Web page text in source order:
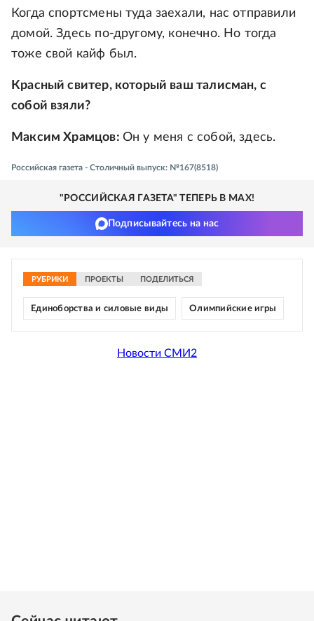
Когда спортсмены туда заехали, нас отправили
домой. Здесь по-другому, конечно. Но тогда
тоже свой кайф был.
Красный свитер, который ваш талисман, с
собой взяли?
Максим Храмцов: Он у меня с собой, здесь.
Российская газета - Столичный выпуск: №167(8518)
"РОССИЙСКАЯ ГАЗЕТА" ТЕПЕРЬ В MAX!
Подписывайтесь на нас
РУБРИКИ ПРОЕКТЫ ПОДЕЛИТЬСЯ
Единоборства и силовые виды Олимпийские игры
Новости СМИ2